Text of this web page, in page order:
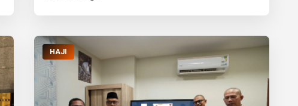
HAJI